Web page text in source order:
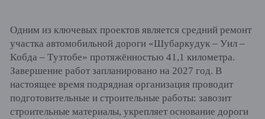
Одним из ключевых проектов является средний ремонт
участка автомобильной дороги «Шубаркудук – Уил –
Кобда – Тузтобе» протяжённостью 41,1 километра.
Завершение работ запланировано на 2027 год. В
настоящее время подрядная организация проводит
подготовительные и строительные работы: завозит
строительные материалы, укрепляет основание дороги